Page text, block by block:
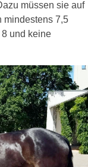
müssen sie auf
mindestens 7,5
und keine